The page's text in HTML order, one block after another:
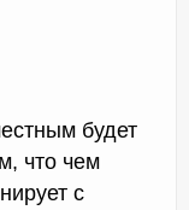
будет
что чем
с